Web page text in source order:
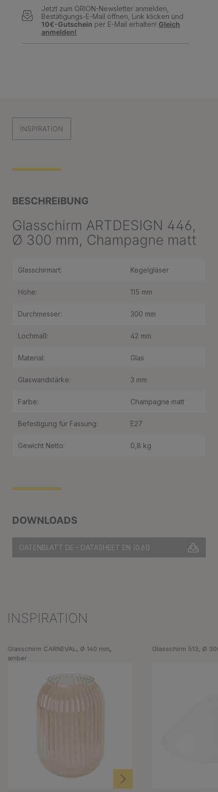
Jetzt zum ORION-Newsletter anmelden,
Bestätigungs-E-Mail öffnen, Link klicken und
10€-Gutschein per E-Mail erhalten! Gleich
anmelden!
INSPIRATION
DOWNLOADS
DATENBLATT DE - DATASHEET EN (0.61)
BESCHREIBUNG
Glasschirm ARTDESIGN 446,
Ø 300 mm, Champagne matt
Glasschirmart: Kegelgläser
Höhe: 115 mm
Durchmesser: 300 mm
Lochmaß: 42 mm
Material: Glas
Glaswandstärke: 3 mm
Farbe: Champagne matt
Befestigung für Fassung: E27
Gewicht Netto: 0,8 kg
Produktgalerie überspringen
INSPIRATION
Glasschirm CARNEVAL, Ø 140 mm,
amber
Glasschirm 513, Ø